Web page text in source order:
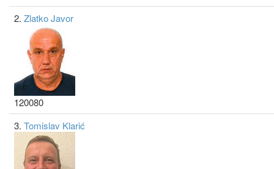
2. Zlatko Javor
120080
3. Tomislav Klarić